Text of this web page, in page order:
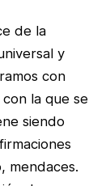
de la
y
con
la que se
siendo
mendaces.